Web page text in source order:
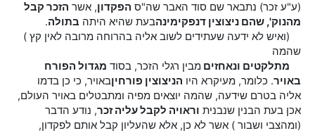
(ע"ע זכר) נתבאר שם סוד האבר שה"ס הפקדון, אשר הזכר קבל
מהנוק', שהם ניצוצין דנפקימינהבעת שהיא היתה בתולה.
(ואיש לא ידעה שעתידים לשוב אליה בהרוחה מרובה לאין קץ )
שהמה
מתלקטים ונאחזים מבין רגלי הזכר, בסוד מגדול הפורח
באויר. כלומר, מעיקרא היו הניצוצין פורחיןבאויר, כי כן בדמו
אליה בטרם שידעה, שהמה יוצאים מפיה ומתבטלים באויר העולם,
אכן בעת הבנין שנבנית וראויה לקבל עליה זכר, נודע הדבר
(ומהצבי ושבור ) אשר לא כן, אלא שהעליון קבל אותם לפקדון,